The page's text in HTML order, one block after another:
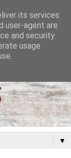
▼
its services
user-agent are
and security
usage